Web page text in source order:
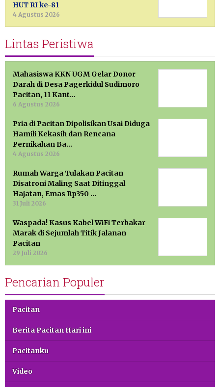
HUT RI ke-81
4 Agustus 2026
Lintas Peristiwa
Mahasiswa KKN UGM Gelar Donor
Darah di Desa Pagerkidul Sudimoro
Pacitan, 11 Kant…
6 Agustus 2026
Pria di Pacitan Dipolisikan Usai Diduga
Hamili Kekasih dan Rencana
Pernikahan Ba…
4 Agustus 2026
Rumah Warga Tulakan Pacitan
Disatroni Maling Saat Ditinggal
Hajatan, Emas Rp350 …
31 Juli 2026
Waspada! Kasus Kabel WiFi Terbakar
Marak di Sejumlah Titik Jalanan
Pacitan
29 Juli 2026
Pencarian Populer
Pacitan
Berita Pacitan Hari ini
Pacitanku
Video